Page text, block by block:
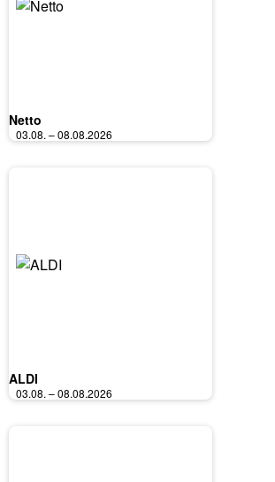
Netto
03.08. – 08.08.2026
ALDI
03.08. – 08.08.2026